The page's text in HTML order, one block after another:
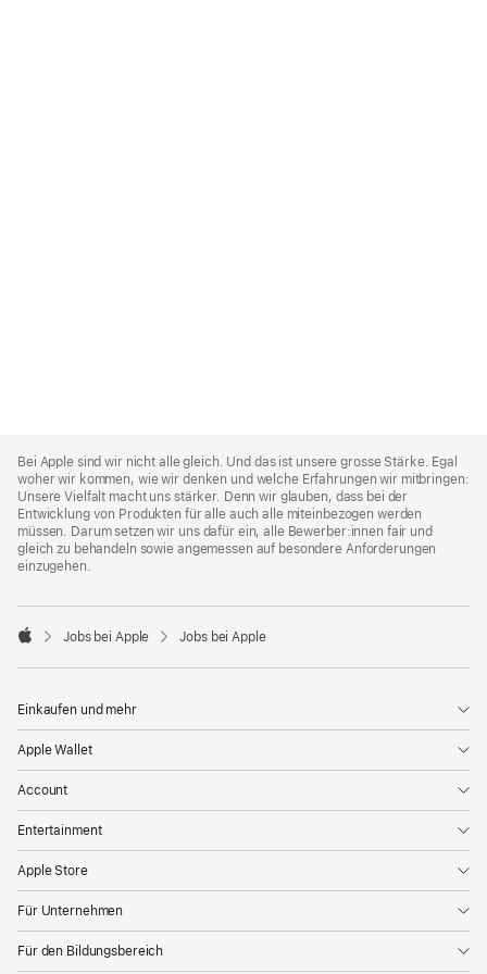
Footer
Bei Apple sind wir nicht alle gleich. Und das ist unsere grosse Stärke. Egal
woher wir kommen, wie wir denken und welche Erfahrungen wir mitbringen:
Unsere Vielfalt macht uns stärker. Denn wir glauben, dass bei der
Entwicklung von Produkten für alle auch alle miteinbezogen werden
müssen. Darum setzen wir uns dafür ein, alle Bewerber:innen fair und
gleich zu behandeln sowie angemessen auf besondere Anforderungen
einzugehen.

Jobs bei Apple Jobs bei Apple
Einkaufen und mehr
Apple Wallet
Account
Entertainment
Apple Store
Für Unternehmen
Für den Bildungsbereich